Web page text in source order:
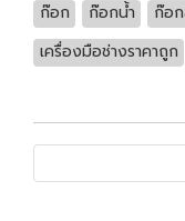
ก๊อก ก๊อกน้ำ ก๊อ
เครื่องมือช่างราคาถูก